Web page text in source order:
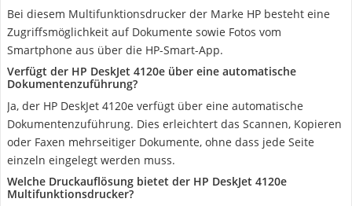
Bei diesem Multifunktionsdrucker der Marke HP besteht eine
Zugriffsmöglichkeit auf Dokumente sowie Fotos vom
Smartphone aus über die HP-Smart-App.
Verfügt der HP DeskJet 4120e über eine automatische
Dokumentenzuführung?
Ja, der HP DeskJet 4120e verfügt über eine automatische
Dokumentenzuführung. Dies erleichtert das Scannen, Kopieren
oder Faxen mehrseitiger Dokumente, ohne dass jede Seite
einzeln eingelegt werden muss.
Welche Druckauflösung bietet der HP DeskJet 4120e
Multifunktionsdrucker?